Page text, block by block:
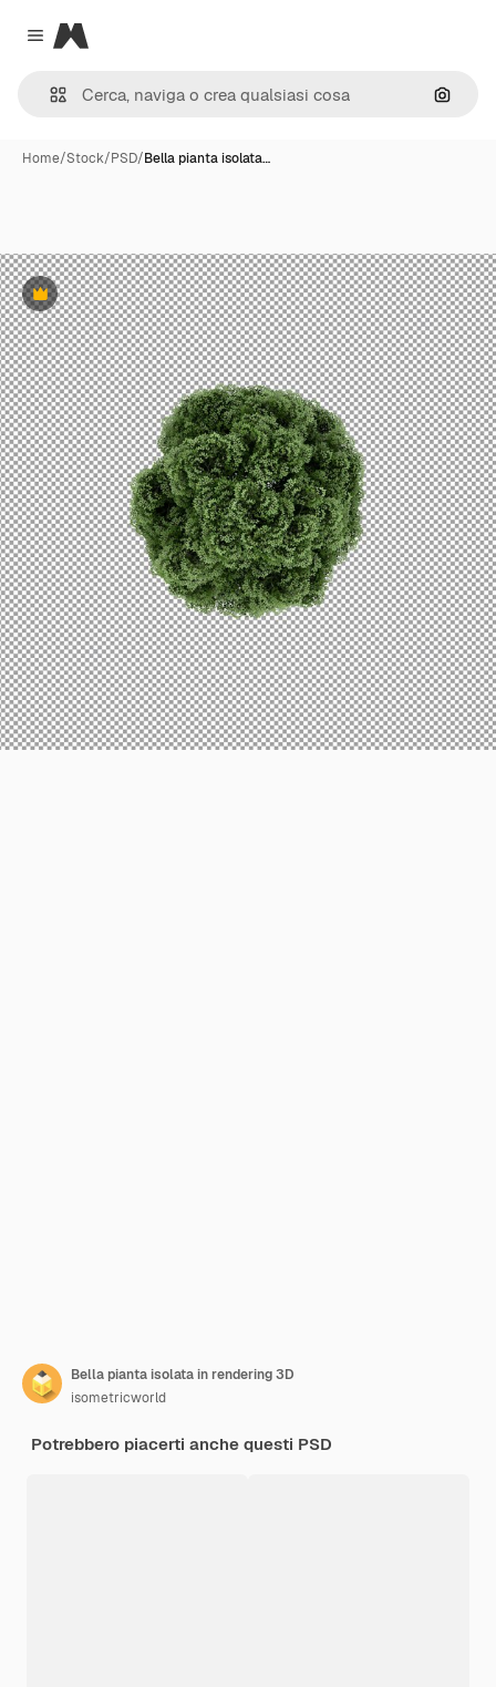
Close menu
Magnific
Cerca
Home/Stock/PSD/Bella pianta isolata…
Premium
Bella pianta isolata in rendering 3D
isometricworld
Potrebbero piacerti anche questi PSD